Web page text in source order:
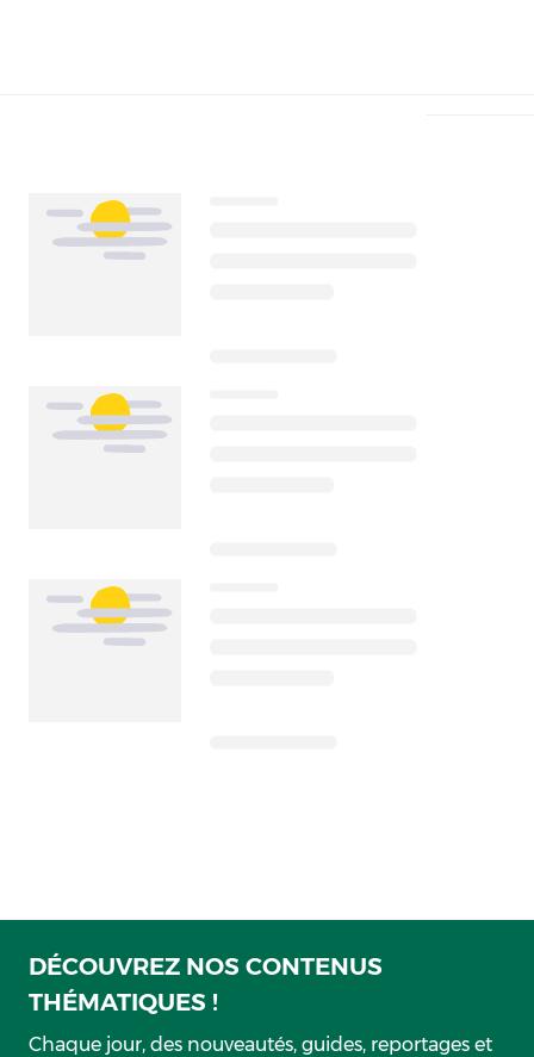
DÉCOUVREZ NOS CONTENUS
THÉMATIQUES !
Chaque jour, des nouveautés, guides, reportages et